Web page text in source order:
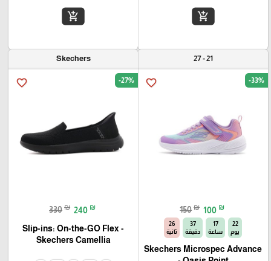
add_shopping_cart
add_shopping_cart
21 - 27
favorite_border -33%
150 ₪ 100 ₪
22
يوم
17
ساعة
37
دقيقة
25
ثانية
Skechers Microspec Advance
Skechers
favorite_border -27%
330 ₪ 240 ₪
Slip-ins: On-the-GO Flex -
Camellia‏ Skechers